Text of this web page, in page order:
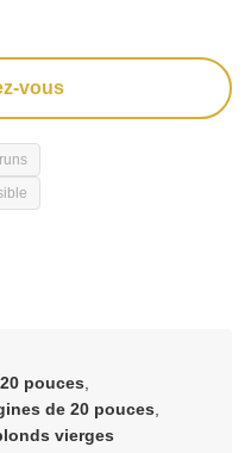
vous
pouces
de 20 pouces
vierges